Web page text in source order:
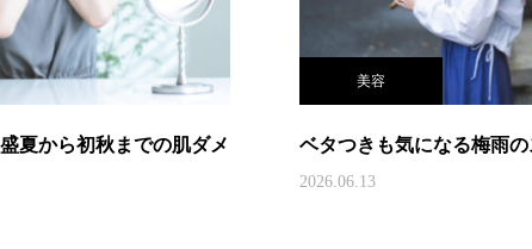
夏から初秋までの肌ダメ
美容
ベタつきも気になる梅雨
2026.06.13